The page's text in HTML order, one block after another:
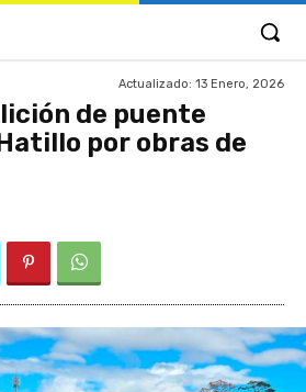
Actualizado: 13 Enero, 2026
de puente
por obras de